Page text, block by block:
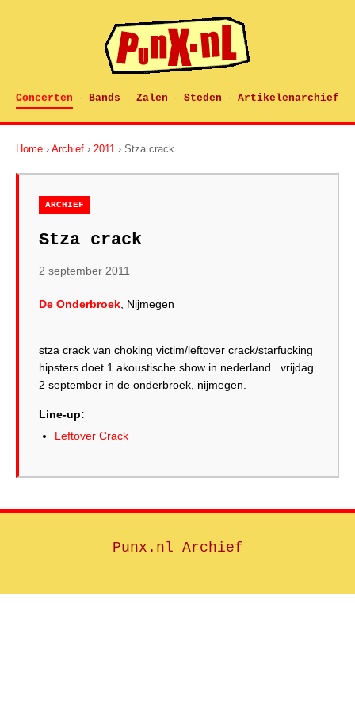
Concerten · Bands · Zalen · Steden · Artikelenarchief
Home › Archief › 2011 › Stza crack
ARCHIEF
Stza crack
2 september 2011
De Onderbroek , Nijmegen
stza crack van choking victim/leftover crack/starfucking
hipsters doet 1 akoustische show in nederland...vrijdag
2 september in de onderbroek, nijmegen.
Line-up:
Leftover Crack
Punx.nl Archief